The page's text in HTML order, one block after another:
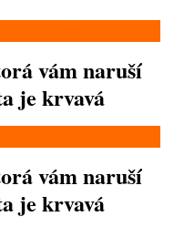
vám naruší
je krvavá
vám naruší
je krvavá